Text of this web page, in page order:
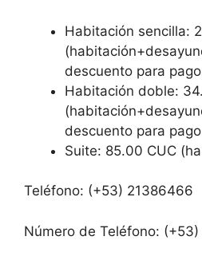
Habitación sencilla:
descuento para
Habitación doble:
descuento para
Suite: 85.00 CUC
Teléfono: (+53) 21386466
Número de Teléfono: (+53)